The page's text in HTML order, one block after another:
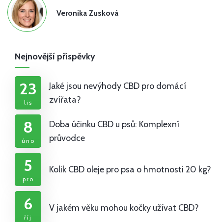
Veronika Zusková
Nejnovější příspěvky
23
lis
Jaké jsou nevýhody CBD pro domácí
zvířata?
8
úno
Doba účinku CBD u psů: Komplexní
průvodce
5
pro
Kolik CBD oleje pro psa o hmotnosti 20 kg?
6
říj
V jakém věku mohou kočky užívat CBD?